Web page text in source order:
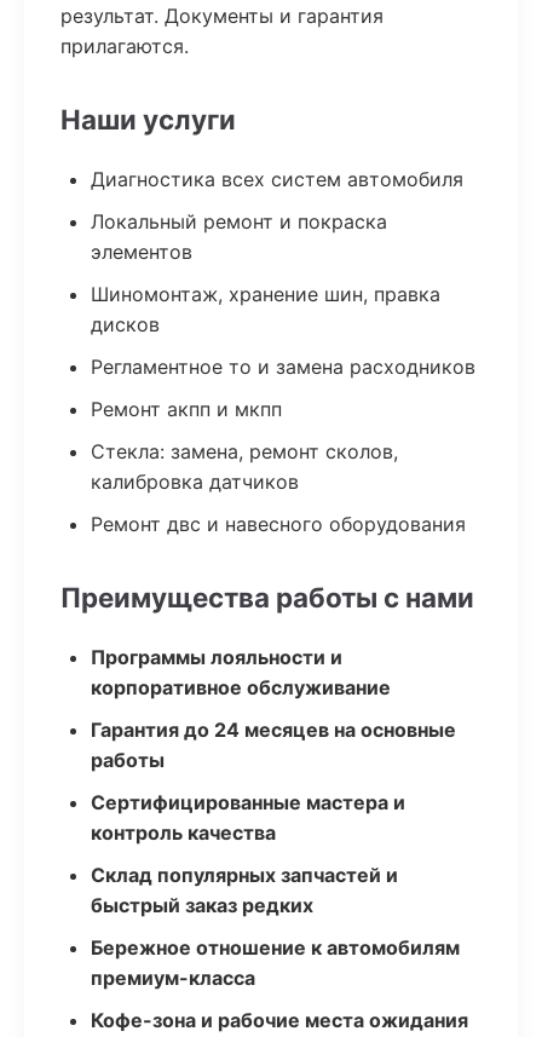
результат. Документы и гарантия
прилагаются.
Наши услуги
Диагностика всех систем автомобиля
Локальный ремонт и покраска
элементов
Шиномонтаж, хранение шин, правка
дисков
Регламентное то и замена расходников
Ремонт акпп и мкпп
Стекла: замена, ремонт сколов,
калибровка датчиков
Ремонт двс и навесного оборудования
Преимущества работы с нами
Программы лояльности и
корпоративное обслуживание
Гарантия до 24 месяцев на основные
работы
Сертифицированные мастера и
контроль качества
Склад популярных запчастей и
быстрый заказ редких
Бережное отношение к автомобилям
премиум-класса
Кофе-зона и рабочие места ожидания